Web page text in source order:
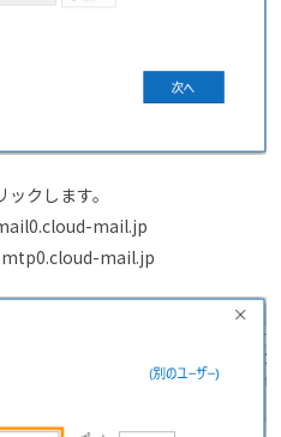
クします。
mail.jp
mail.jp